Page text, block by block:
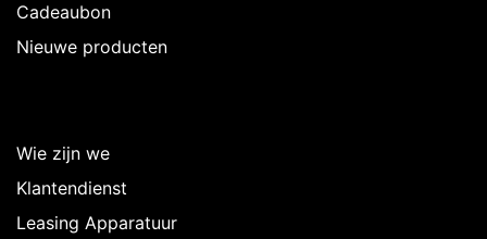
Cadeaubon
Nieuwe producten
Wie zijn we
Klantendienst
Leasing Apparatuur